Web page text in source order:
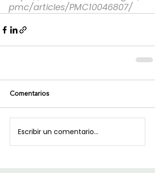
pmc/articles/PMC10046807/
Comentarios
Escribir un comentario...